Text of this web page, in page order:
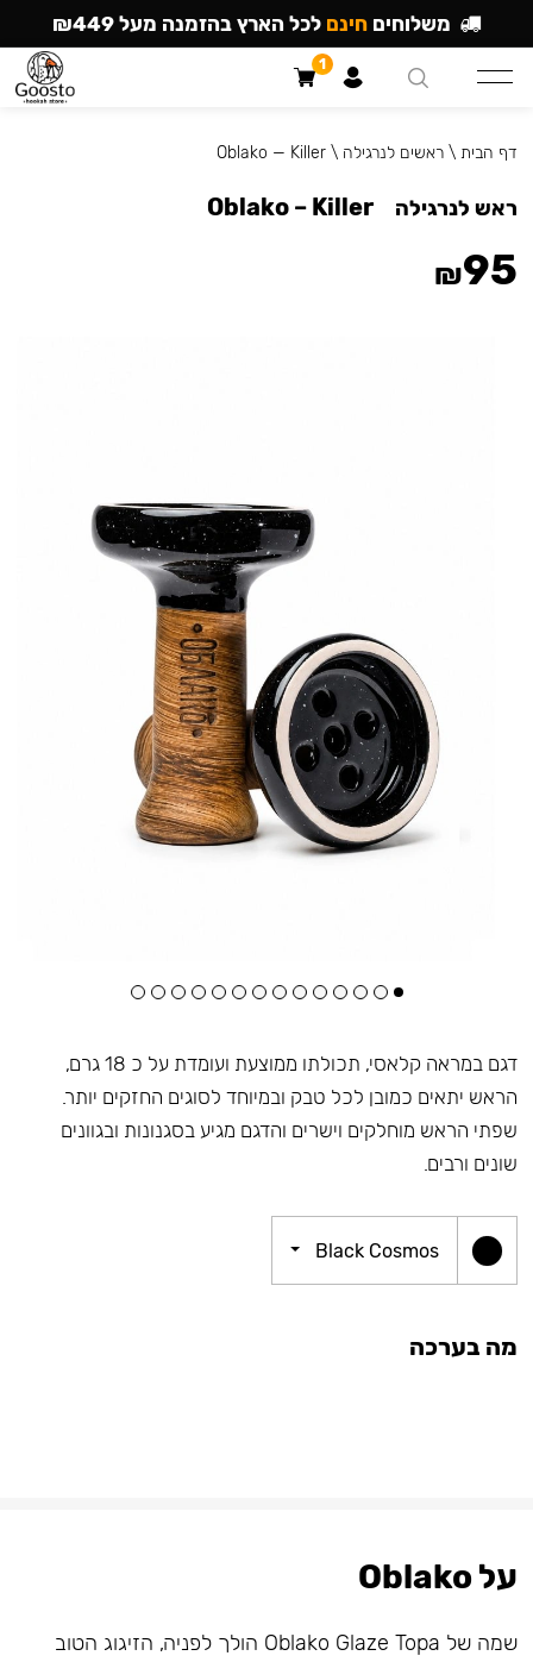
דגם במראה קלאסי, תכולתו ממוצעת ועומדת על כ 18 גרם,
הראש יתאים כמובן לכל טבק ובמיוחד לסוגים החזקים יותר.
שפתי הראש מוחלקים וישרים והדגם מגיע בסגנונות ובגוונים
שונים ורבים.
Black Cosmos
מה בערכה
דף הבית \ראשים לנרגילה \
Oblako — Killer
ראש לנרגילה Oblako – Killer
₪95
על Oblako
שמה של Oblako Glaze Topa הולך לפניה, הזיגוג הטוב
משלוחים חינם לכל הארץ בהזמנה מעל ₪449
1